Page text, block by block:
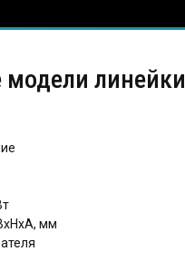
модели линейки
мм